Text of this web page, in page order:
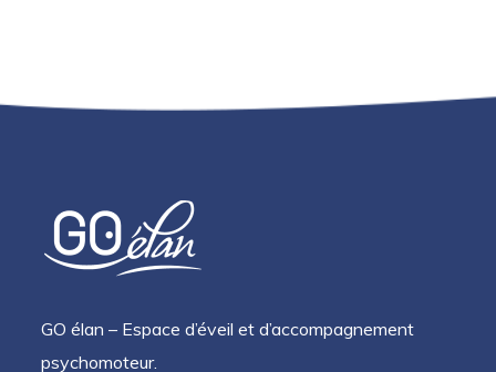
GO élan – Espace d’éveil et d’accompagnement
psychomoteur.